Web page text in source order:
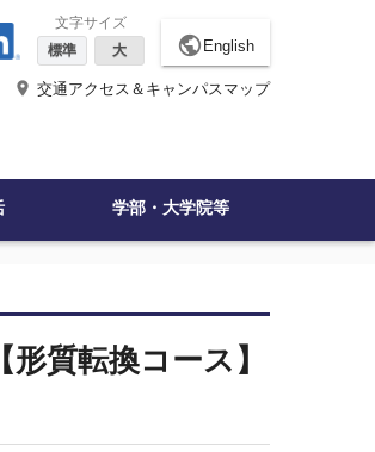
文字サイズ
標準
大 public English
place 交通アクセス＆キャンパスマップ
学部・大学院等
質転換コース】